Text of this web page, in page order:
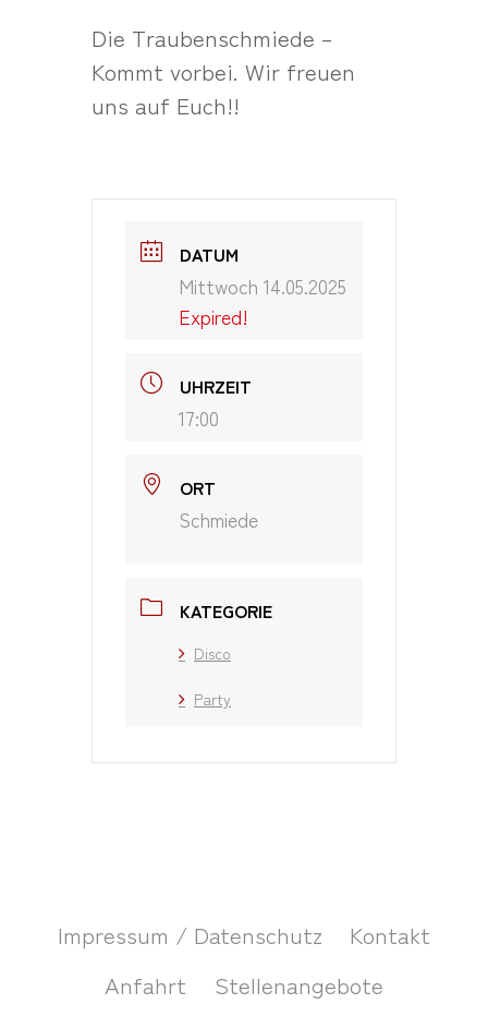
Die Traubenschmiede –
Kommt vorbei. Wir freuen
uns auf Euch!!
DATUM
Mittwoch 14.05.2025
Expired!
UHRZEIT
17:00
ORT
Schmiede
KATEGORIE
Disco
Party
Impressum / Datenschutz
Kontakt
Anfahrt
Stellenangebote